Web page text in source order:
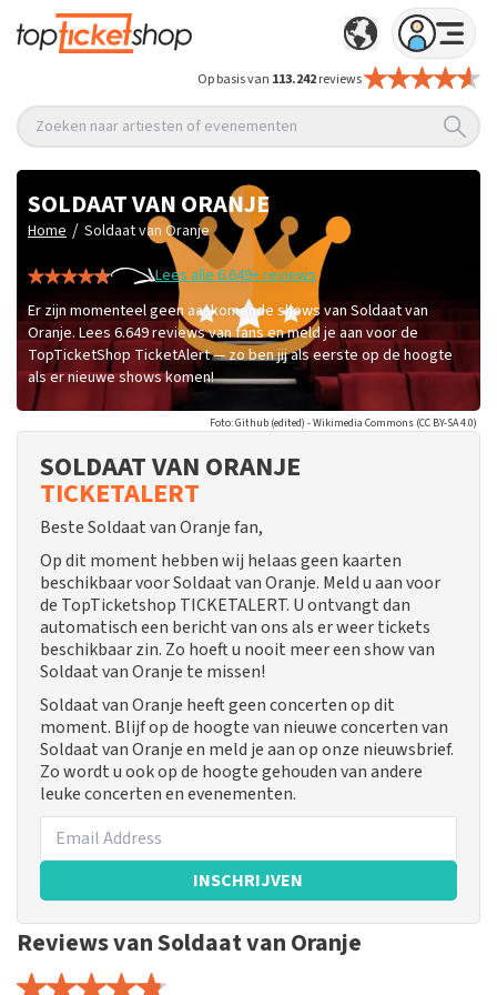
Op basis van 113.242reviews
Zoeken naar artiesten of evenementen
SOLDAAT VAN ORANJE
Home / Soldaat van Oranje
Lees alle 6.649+ reviews
Er zijn momenteel geen aankomende shows van Soldaat van
Oranje. Lees 6.649 reviews van fans en meld je aan voor de
TopTicketShop TicketAlert — zo ben jij als eerste op de hoogte
als er nieuwe shows komen!
Foto: Github (edited) - Wikimedia Commons (CC BY-SA 4.0)
SOLDAAT VAN ORANJE
TICKETALERT
Beste Soldaat van Oranje fan,
Op dit moment hebben wij helaas geen kaarten
beschikbaar voor Soldaat van Oranje. Meld u aan voor
de TopTicketshop TICKETALERT. U ontvangt dan
automatisch een bericht van ons als er weer tickets
beschikbaar zin. Zo hoeft u nooit meer een show van
Soldaat van Oranje te missen!
Soldaat van Oranje heeft geen concerten op dit
moment. Blijf op de hoogte van nieuwe concerten van
Soldaat van Oranje en meld je aan op onze nieuwsbrief.
Zo wordt u ook op de hoogte gehouden van andere
leuke concerten en evenementen.
INSCHRIJVEN
Reviews van Soldaat van Oranje